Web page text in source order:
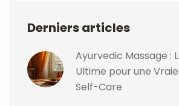
Derniers articles
Ayurvedic Massage :
Ultime pour une
Self-Care